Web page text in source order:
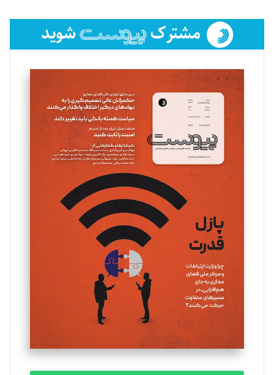
فائزه فتحی رستمی
تحریریه
سروش کرمیان
تحریریه
مینا پاکدل
یسنا امان‌پور
تحریریه
ملینا جعفری
تحریریه
مصطفی مسجدی آرانی
تحریریه